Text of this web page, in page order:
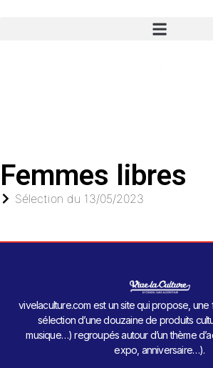
Femmes libres
Sélection du 13/05/2023
vivelaculture.com est un site qui propose, une
sélection d’une douzaine de produits
musique…) regroupés autour d’un thème
expo, anniversaire…).